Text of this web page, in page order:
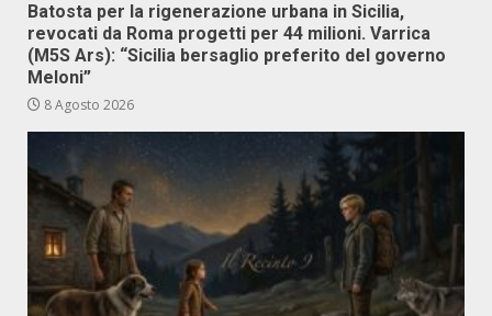
Batosta per la rigenerazione urbana in Sicilia,
revocati da Roma progetti per 44 milioni. Varrica
(M5S Ars): “Sicilia bersaglio preferito del governo
Meloni”
8 Agosto 2026